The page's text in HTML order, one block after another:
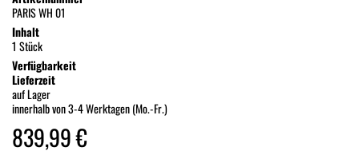
PARIS WH 01
Inhalt
1 Stück
Verfügbarkeit
Lieferzeit
auf Lager
innerhalb von 3-4 Werktagen (Mo.-Fr.)
839,99 €